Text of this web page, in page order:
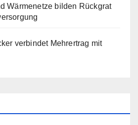
Wärmenetze bilden Rückgrat
verbindet Mehrertrag mit